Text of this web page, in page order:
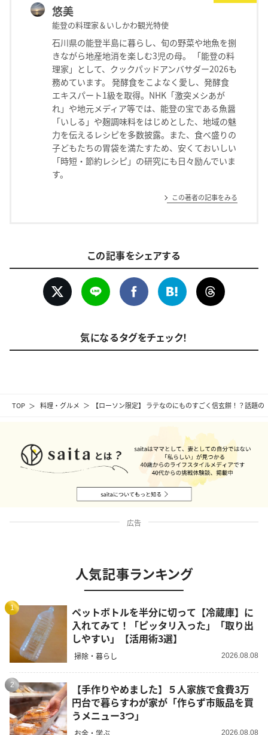
TOP 料理・グルメ 【ローソン限定】 ラテなのにものすごく信玄餅！？話題
悠美
能登の料理家＆いしかわ観光特使
石川県の能登半島に暮らし、旬の野菜や地魚を捌
きながら地産地消を楽しむ3児の母。 「能登の料
理家」として、クックパッドアンバサダー2026も
務めています。 発酵食をこよなく愛し、発酵食
エキスパート1級を取得。NHK「激突メシあが
れ」や地元メディア等では、能登の宝である魚醤
「いしる」や麹調味料をはじめとした、地域の魅
力を伝えるレシピを多数披露。また、食べ盛りの
子どもたちの胃袋を満たすため、安くておいしい
「時短・節約レシピ」の研究にも日々励んでいま
す。
この著者の記事をみる
この記事をシェアする
気になるタグをチェック！
広告
人気記事ランキング
1
ペットボトルを半分に切って【冷蔵庫】に
入れてみて！「ピッタリ入った」「取り出
しやすい」【活用術3選】
掃除・暮らし 2026.08.08
2
【手作りやめました】５人家族で食費3万
円台で暮らすわが家が「作らず市販品を買
うメニュー3つ」
お金・学ぶ 2026.08.08